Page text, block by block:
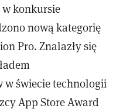
konkursie
nową kategorię
Pro. Znalazły się
w świecie technologii
App Store Award